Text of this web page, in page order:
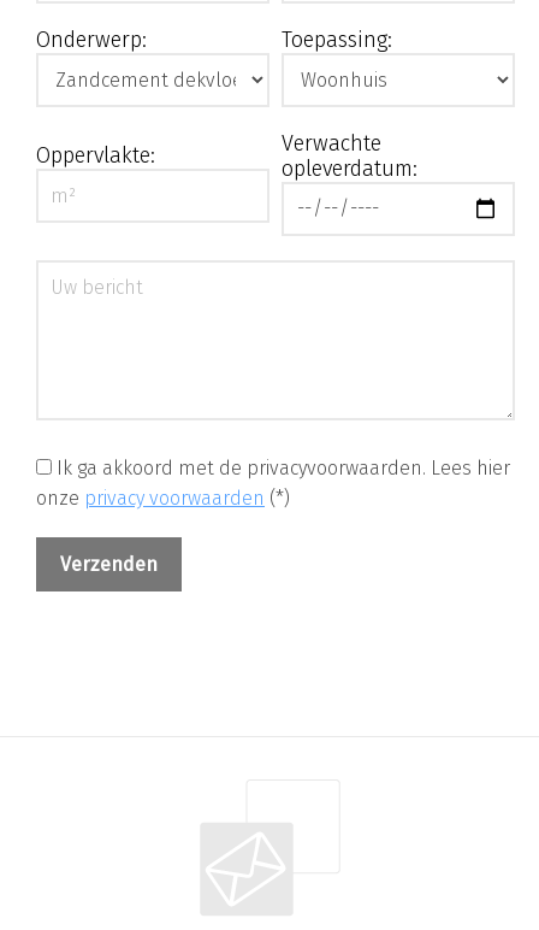
Onderwerp: Toepassing:
Oppervlakte:
Verwachte
opleverdatum:
Ik ga akkoord met de privacyvoorwaarden. Lees hier
onze privacy voorwaarden (*)